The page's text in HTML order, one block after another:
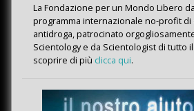
La Fondazione per un Mondo Libero
programma internazionale no-profit di
antidroga, patrocinato
Scientology e da Scientologist di tutto
scoprire di più clicca qui.